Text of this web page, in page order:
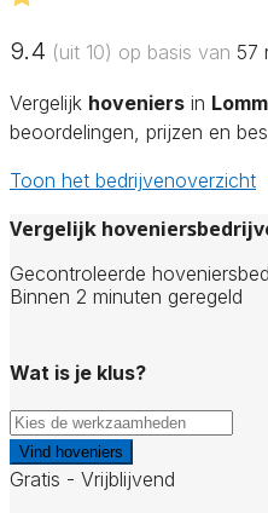
9.4 (uit 10) op basis van 57
Vergelijk hoveniers in Lomm
beoordelingen, prijzen en
Toon het bedrijvenoverzicht
Vergelijk
Gecontroleerde
Binnen 2 minuten geregeld
Wat is je klus?
Vind hoveniers
Gratis - Vrijblijvend